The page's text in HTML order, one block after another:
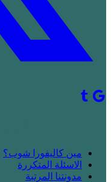
مين كاليفورا شوب؟
الاسئلة المتكررة
مدونتنا المرتبة